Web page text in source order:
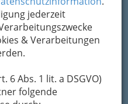
jederzeit
& Verarbeitungen
6 Abs. 1 lit. a DSGVO)
folgende
vor Spam-Mails zu
ein sicheres
wird nach dem